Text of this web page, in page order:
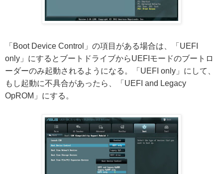
「Boot Device Control」の項目がある場合は、「UEFI
only」にするとブートドライブからUEFIモードのブートロ
ーダーのみ起動されるようになる。「UEFI only」にして、
もし起動に不具合があったら、「UEFI and Legacy
OpROM」にする。